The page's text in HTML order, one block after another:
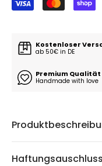
Kostenloser
ab 50€ in DE
Premium Qualität
Handmade with love
Haftungsauschluss